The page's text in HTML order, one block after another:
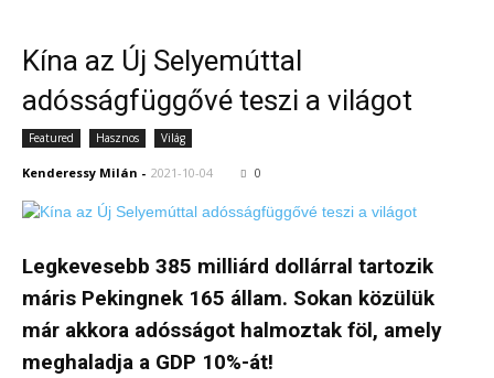
Kína az Új Selyemúttal
adósságfüggővé teszi a világot
Featured Hasznos Világ
Kenderessy Milán - 2021-10-04 0
Legkevesebb 385 milliárd dollárral tartozik
máris Pekingnek 165 állam. Sokan közülük
már akkora adósságot halmoztak föl, amely
meghaladja a GDP 10%-át!